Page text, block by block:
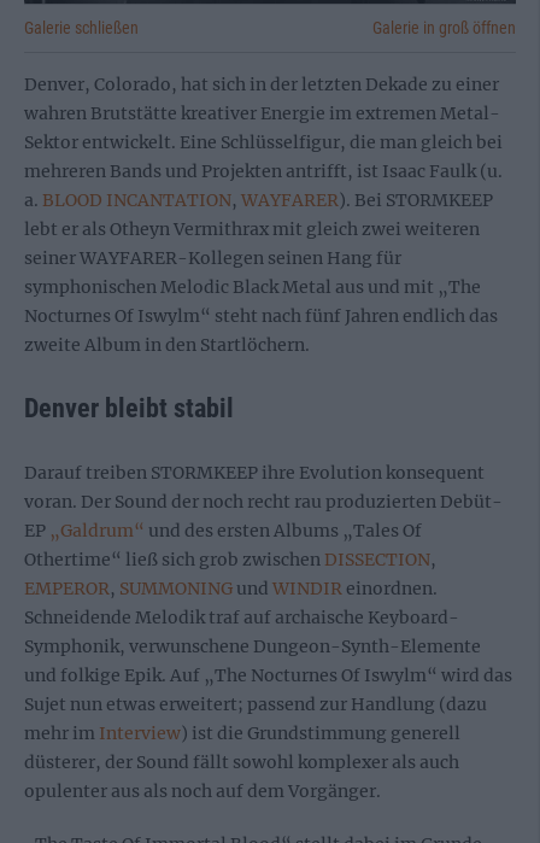
Galerie schließen Galerie in groß öffnen
Denver, Colorado, hat sich in der letzten Dekade zu einer
wahren Brutstätte kreativer Energie im extremen Metal-
Sektor entwickelt. Eine Schlüsselfigur, die man gleich bei
mehreren Bands und Projekten antrifft, ist Isaac Faulk (u.
a. BLOOD INCANTATION, WAYFARER). Bei STORMKEEP
lebt er als Otheyn Vermithrax mit gleich zwei weiteren
seiner WAYFARER-Kollegen seinen Hang für
symphonischen Melodic Black Metal aus und mit „The
Nocturnes Of Iswylm“ steht nach fünf Jahren endlich das
zweite Album in den Startlöchern.
Denver bleibt stabil
Darauf treiben STORMKEEP ihre Evolution konsequent
voran. Der Sound der noch recht rau produzierten Debüt-
EP „Galdrum“ und des ersten Albums „Tales Of
Othertime“ ließ sich grob zwischen DISSECTION,
EMPEROR, SUMMONING und WINDIR einordnen.
Schneidende Melodik traf auf archaische Keyboard-
Symphonik, verwunschene Dungeon-Synth-Elemente
und folkige Epik. Auf „The Nocturnes Of Iswylm“ wird das
Sujet nun etwas erweitert; passend zur Handlung (dazu
mehr im Interview) ist die Grundstimmung generell
düsterer, der Sound fällt sowohl komplexer als auch
opulenter aus als noch auf dem Vorgänger.